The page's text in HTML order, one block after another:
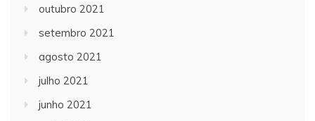
outubro 2021
setembro 2021
agosto 2021
julho 2021
junho 2021